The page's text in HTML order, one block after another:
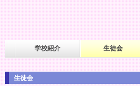
学校紹介 生徒会
生徒会